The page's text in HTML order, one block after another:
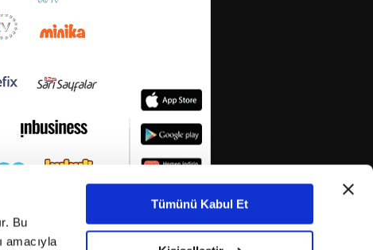
Bu
amacıyla
Tümünü Kabul Et